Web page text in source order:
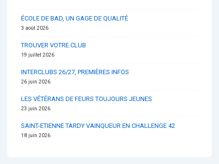
ÉCOLE DE BAD, UN GAGE DE QUALITÉ
3 août 2026
TROUVER VOTRE CLUB
19 juillet 2026
INTERCLUBS 26/27, PREMIÈRES INFOS
26 juin 2026
LES VÉTÉRANS DE FEURS TOUJOURS JEUNES
23 juin 2026
SAINT-ETIENNE TARDY VAINQUEUR EN CHALLENGE 42
18 juin 2026